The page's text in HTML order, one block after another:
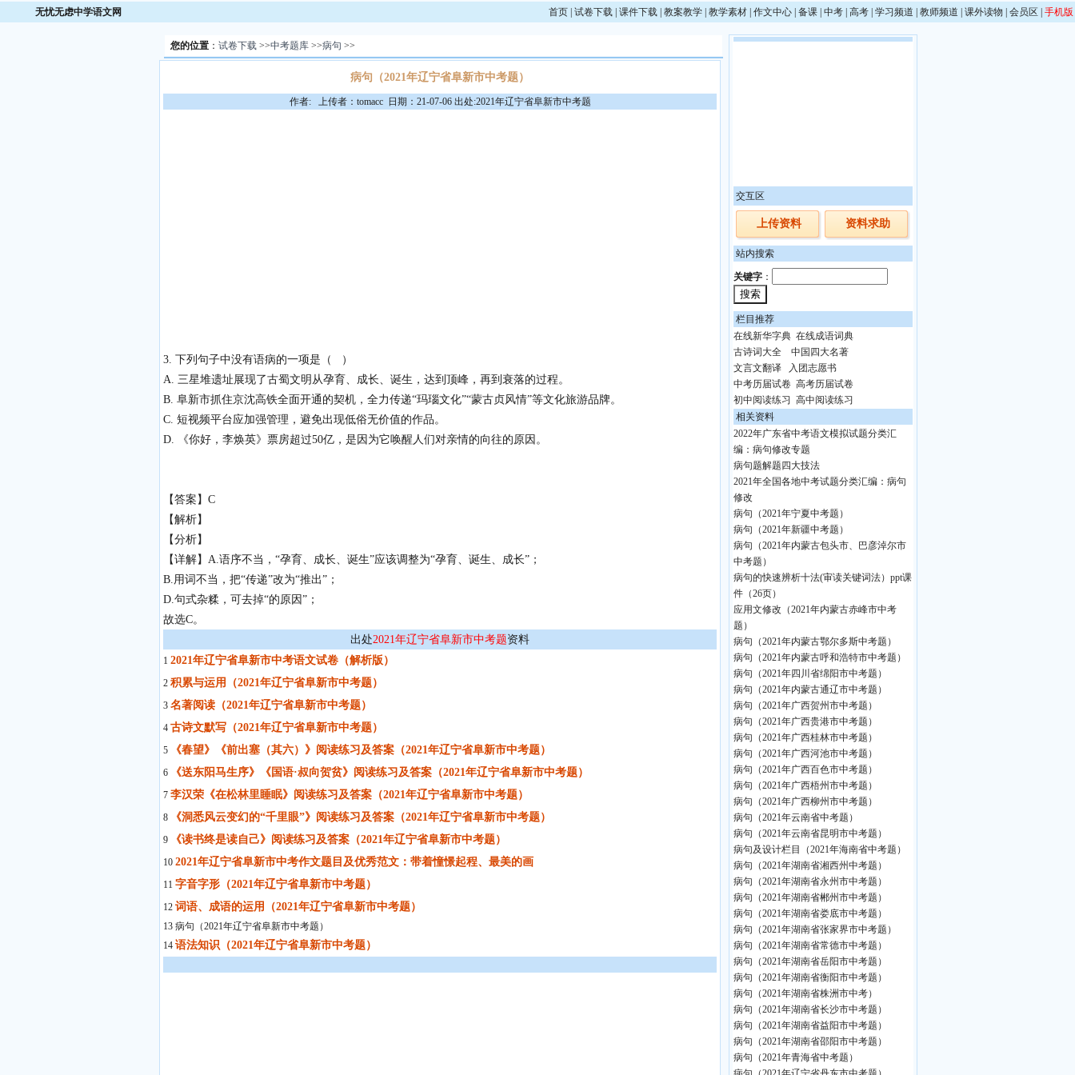
无忧无虑中学语文网 首页 试卷下载 课件下载 教案教学 教学素材 作文中心 备课 中考 高考 学习频道 教师频道 课外读物 会员区 手机版
您的位置： 试卷下载>>中考题库>>病句 >>
病句（2021年辽宁省阜新市中考题）
作者: 上传者：tomacc 日期：21-07-06 出处:2021年辽宁省阜新市中考题
3. 下列句子中没有语病的一项是（ ）
A. 三星堆遗址展现了古蜀文明从孕育、成长、诞生，达到顶峰，再到衰落的过程。
B. 阜新市抓住京沈高铁全面开通的契机，全力传递“玛瑙文化”“蒙古贞风情”等文化旅游品牌。
C. 短视频平台应加强管理，避免出现低俗无价值的作品。
D. 《你好，李焕英》票房超过50亿，是因为它唤醒人们对亲情的向往的原因。
【答案】C
【解析】
【分析】
【详解】A.语序不当，“孕育、成长、诞生”应该调整为“孕育、诞生、成长”；
B.用词不当，把“传递”改为“推出”；
D.句式杂糅，可去掉“的原因”；
故选C。
出处2021年辽宁省阜新市中考题资料
1 2021年辽宁省阜新市中考语文试卷（解析版）
2 积累与运用（2021年辽宁省阜新市中考题）
3 名著阅读（2021年辽宁省阜新市中考题）
4 古诗文默写（2021年辽宁省阜新市中考题）
5 《春望》《前出塞（其六）》阅读练习及答案（2021年辽宁省阜新市中考题）
6 《送东阳马生序》《国语·叔向贺贫》阅读练习及答案（2021年辽宁省阜新市中考题）
7 李汉荣《在松林里睡眠》阅读练习及答案（2021年辽宁省阜新市中考题）
8 《洞悉风云变幻的“千里眼”》阅读练习及答案（2021年辽宁省阜新市中考题）
9 《读书终是读自己》阅读练习及答案（2021年辽宁省阜新市中考题）
10 2021年辽宁省阜新市中考作文题目及优秀范文：带着憧憬起程、最美的画
11 字音字形（2021年辽宁省阜新市中考题）
12 词语、成语的运用（2021年辽宁省阜新市中考题）
13 病句（2021年辽宁省阜新市中考题）
14 语法知识（2021年辽宁省阜新市中考题）
交互区
上传资料 资料求助
站内搜索
关键字 ：
栏目推荐
在线新华字典 在线成语词典
古诗词大全
中国四大名著
文言文翻译
入团志愿书
中考历届试卷 高考历届试卷
初中阅读练习
高中阅读练习
相关资料
2022年广东省中考语文模拟试题分类汇
编：病句修改专题
病句题解题四大技法
2021年全国各地中考试题分类汇编：病句
修改
病句（2021年宁夏中考题）
病句（2021年新疆中考题）
病句（2021年内蒙古包头市、巴彦淖尔市
中考题）
病句的快速辨析十法(审读关键词法）ppt课
件（26页）
应用文修改（2021年内蒙古赤峰市中考
题）
病句（2021年内蒙古鄂尔多斯中考题）
病句（2021年内蒙古呼和浩特市中考题）
病句（2021年四川省绵阳市中考题）
病句（2021年内蒙古通辽市中考题）
病句（2021年广西贺州市中考题）
病句（2021年广西贵港市中考题）
病句（2021年广西桂林市中考题）
病句（2021年广西河池市中考题）
病句（2021年广西百色市中考题）
病句（2021年广西梧州市中考题）
病句（2021年广西柳州市中考题）
病句（2021年云南省中考题）
病句（2021年云南省昆明市中考题）
病句及设计栏目（2021年海南省中考题）
病句（2021年湖南省湘西州中考题）
病句（2021年湖南省永州市中考题）
病句（2021年湖南省郴州市中考题）
病句（2021年湖南省娄底市中考题）
病句（2021年湖南省张家界市中考题）
病句（2021年湖南省常德市中考题）
病句（2021年湖南省岳阳市中考题）
病句（2021年湖南省衡阳市中考题）
病句（2021年湖南省株洲市中考）
病句（2021年湖南省长沙市中考题）
病句（2021年湖南省益阳市中考题）
病句（2021年湖南省邵阳市中考题）
病句（2021年青海省中考题）